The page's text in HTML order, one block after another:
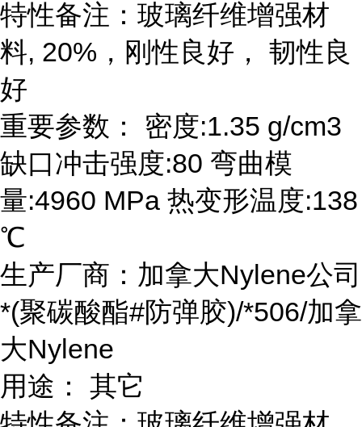
特性备注：玻璃纤维增强材
料, 20%，刚性良好， 韧性良
好
重要参数： 密度:1.35 g/cm3
缺口冲击强度:80 弯曲模
量:4960 MPa 热变形温度:138
℃
生产厂商：加拿大Nylene公司
*(聚碳酸酯#防弹胶)/*506/加拿
大Nylene
用途： 其它